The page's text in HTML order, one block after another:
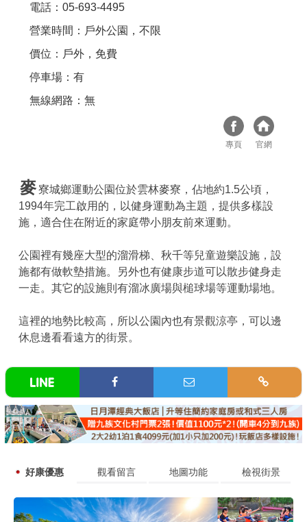
電話：05-693-4495
營業時間：戶外公園，不限
價位：戶外，免費
停車場：有
無線網路：無
專頁 官網
麥寮城鄉運動公園位於雲林麥寮，佔地約1.5公頃，
1994年完工啟用的，以健身運動為主題，提供多樣設
施，適合住在附近的家庭帶小朋友前來運動。
公園裡有幾座大型的溜滑梯、秋千等兒童遊樂設施，設
施都有做軟墊措施。另外也有健康步道可以散步健身走
一走。其它的設施則有溜冰廣場與槌球場等運動場地。
這裡的地勢比較高，所以公園內也有景觀涼亭，可以邊
休息邊看看遠方的街景。
好康優惠 觀看留言 地圖功能 檢視街景